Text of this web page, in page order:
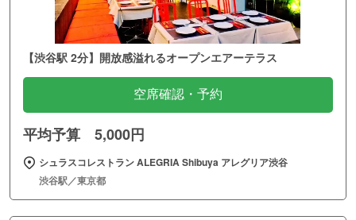
【渋谷駅 2分】開放感溢れるオープンエアーテラス
空席確認・予約
平均予算 5,000円
シュラスコレストラン ALEGRIA Shibuya アレグリア渋谷
渋谷駅／東京都